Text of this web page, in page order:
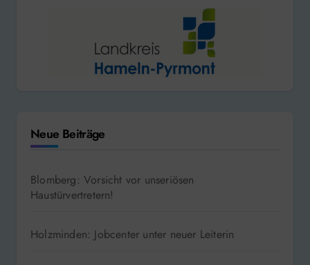
Neue Beiträge
Blomberg: Vorsicht vor unseriösen
Haustürvertretern!
Holzminden: Jobcenter unter neuer Leiterin